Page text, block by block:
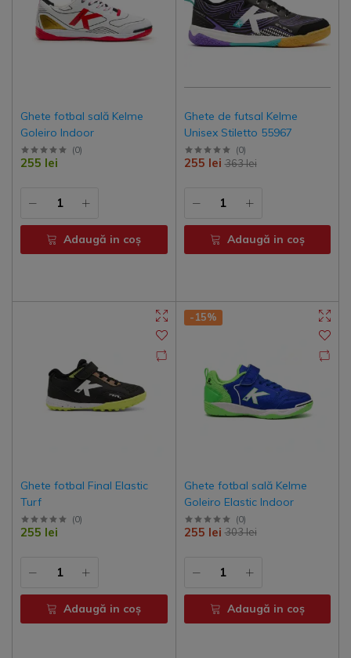
Ghete fotbal sală Kelme
Goleiro Indoor
(0)
255 lei
Adaugă in coş
Ghete de futsal Kelme
Unisex Stiletto 55967
(0)
363 lei
255 lei
Adaugă in coş
Ghete fotbal Final Elastic
Turf
(0)
255 lei
Adaugă in coş
-15%
Ghete fotbal sală Kelme
Goleiro Elastic Indoor
(0)
303 lei
255 lei
Adaugă in coş